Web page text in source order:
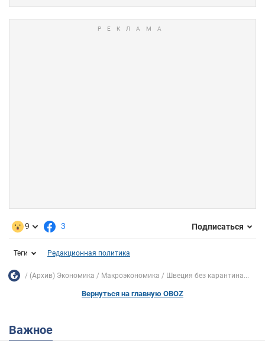
9 3 Подписаться
Теги Редакционная политика
(Архив) Экономика Mакроэкономика Швеция без карантина...
Вернуться на главную OBOZ
Важное